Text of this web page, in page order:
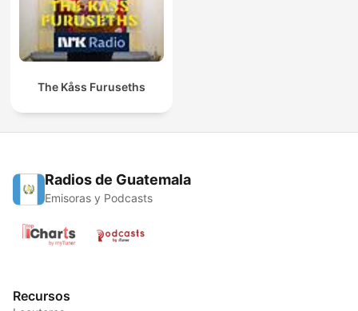
The Kåss Furuseths
Radios de Guatemala
Emisoras y Podcasts
Recursos